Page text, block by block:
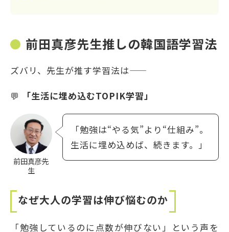
前田真彦先生推しの韓国語学習法
ズバリ、先生が推す学習法は——
💬
「生活に埋め込むTOPIK学習」
前田真彦先
生
「勉強は“やる気”より“仕組み”。
生活に埋め込めば、続きます。」
なぜ大人の学習は伸び悩むのか
「勉強しているのに点数が伸びない」という声を